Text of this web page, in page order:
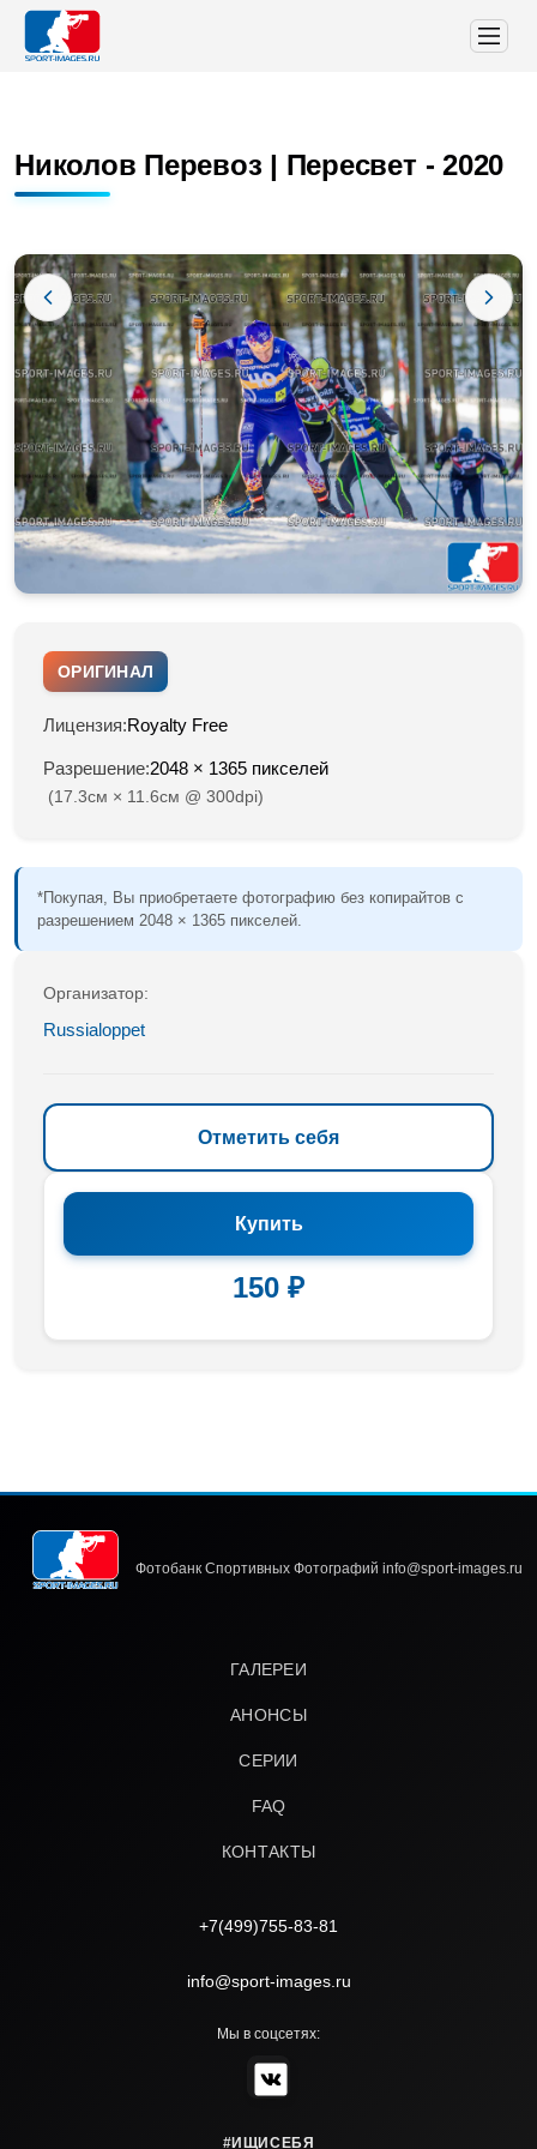
Николов Перевоз | Пересвет - 2020
ОРИГИНАЛ
Лицензия:Royalty Free
Разрешение:2048 × 1365 пикселей
(17.3см × 11.6см @ 300dpi)
*Покупая, Вы приобретаете фотографию без копирайтов с
разрешением 2048 × 1365 пикселей.
Организатор:
Russialoppet
Отметить себя
Купить
150 ₽
Фотобанк Спортивных Фотографий info@sport-images.ru
ГАЛЕРЕИ
АНОНСЫ
СЕРИИ
FAQ
КОНТАКТЫ
+7(499)755-83-81
info@sport-images.ru
Мы в соцсетях:
#ИЩИСЕБЯ